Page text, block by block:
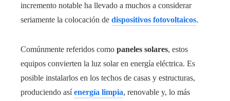
incremento notable ha llevado a muchos a considerar
seriamente la colocación de dispositivos fotovoltaicos.
Comúnmente referidos como paneles solares, estos
equipos convierten la luz solar en energía eléctrica. Es
posible instalarlos en los techos de casas y estructuras,
produciendo asíenergía limpia, renovable y, lo más